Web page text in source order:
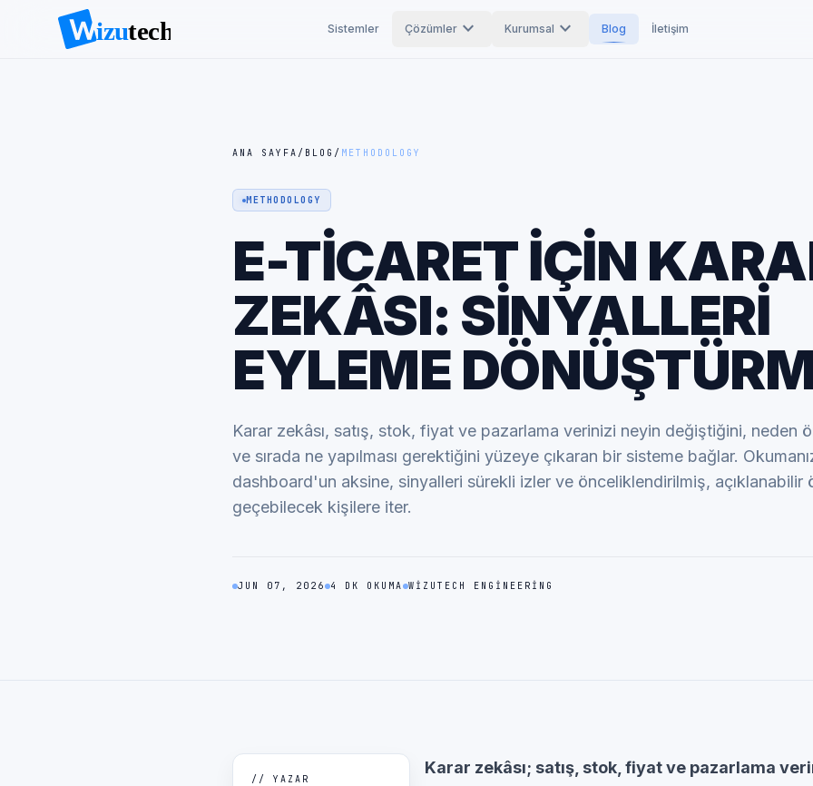
Sistemler Çözümlerexpand_more Kurumsal expand_more Blog İletişim
ANA SAYFA / BLOG / METHODOLOGY
METHODOLOGY
E-TICARET IÇIN
ZEKÂSI: SINYALLERI
EYLEME
Karar zekâsı, satış, stok, fiyat ve pazarlama verinizi neyin değiştiğini, neden
ve sırada ne yapılması gerektiğini yüzeye çıkaran bir sisteme bağlar.
dashboard'un aksine, sinyalleri sürekli izler ve önceliklendirilmiş, açıklanabilir
geçebilecek kişilere iter.
JUN 07, 2026 4 DK OKUMA WIZUTECH ENGINEERING
// YAZAR
Karar zekâsı; satış, stok, fiyat ve pazarlama